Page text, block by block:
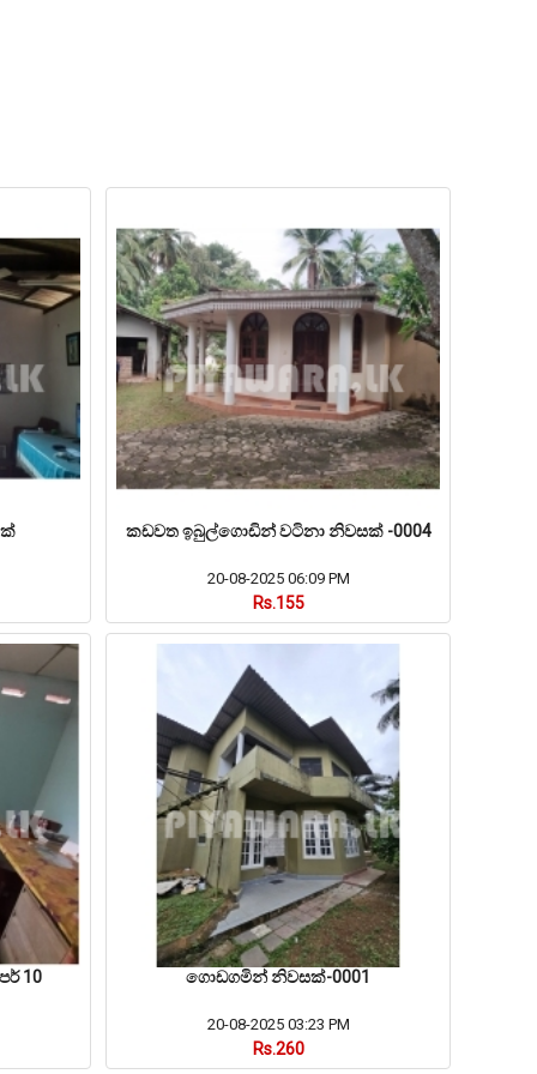
ක් කඩවත ඉබුල්ගොඩින් වටිනා නිවසක් -0004
20-08-2025 06:09 PM
Rs.155
10 ගොඩගමින් නිවසක්-0001
20-08-2025 03:23 PM
Rs.260